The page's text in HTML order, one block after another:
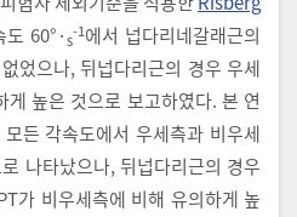
60°·s
-1에서 넙다리네갈래근의
었으나, 뒤넙다리근의 경우 우세
높은 것으로 보고하였다. 본 연
든 각속도에서 우세측과 비우세
나타났으나, 뒤넙다리근의 경우
가 비우세측에 비해 유의하게 높